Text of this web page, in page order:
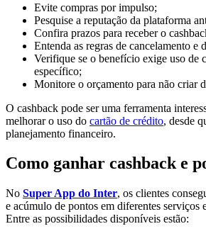
Evite compras por impulso;
Pesquise a reputação da plataforma
Confira prazos para receber o
Entenda as regras de cancelamento e
Verifique se o benefício exige uso de
específico;
Monitore o orçamento para não criar
O cashback pode ser uma ferramenta
melhorar o uso do cartão de crédito, desde
planejamento financeiro.
Como ganhar cashback e
No Super App do Inter, os clientes
e acúmulo de pontos em diferentes serviços
Entre as possibilidades disponíveis estão: